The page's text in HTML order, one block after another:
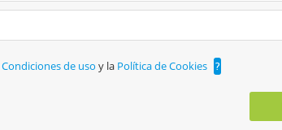
Condiciones de uso y la Política de Cookies ?